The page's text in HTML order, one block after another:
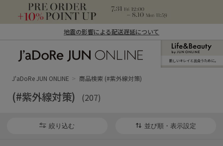
地震の影響による配送遅延について
ン オンライン）
新しいキレイと出合うために。
J'aDoRe JUN ONLINE 商品検索 (#紫外線対策)
(#紫外線対策) (207)
絞り込む 並び順・表示設定